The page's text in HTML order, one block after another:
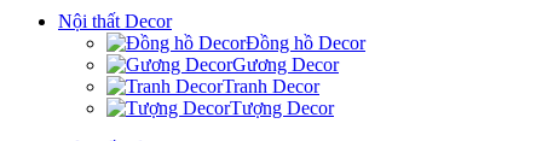
Nội thất Decor
Đồng hồ Decor
Gương Decor
Tranh Decor
Tượng Decor